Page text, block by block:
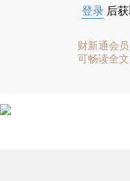
登录 后
财新通会员
可畅读全文